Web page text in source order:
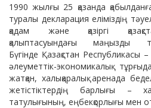
1990 жылғы 25 қазанда
туралы декларация еліміздің
қадам және қазіргі
қалыптасуындағы
Бүгінде Қазақстан Республикасы
әлеуметтік-экономикалық
жатқан, халықаралық аренада
жетістіктердің барлығы –
татулығының, еңбекқорлығы мен